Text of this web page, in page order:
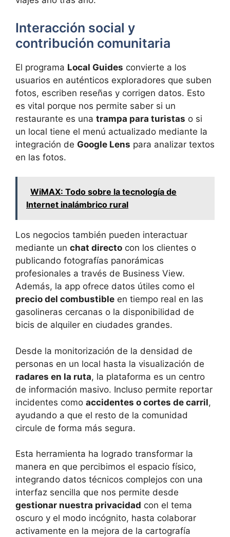
Interacción social y
contribución comunitaria
El programa Local Guides convierte a los
usuarios en auténticos exploradores que suben
fotos, escriben reseñas y corrigen datos. Esto
es vital porque nos permite saber si un
restaurante es una trampa para turistas o si
un local tiene el menú actualizado mediante la
integración de Google Lens para analizar textos
en las fotos.
WiMAX: Todo sobre la tecnología de
Internet inalámbrico rural
Los negocios también pueden interactuar
mediante un chat directo con los clientes o
publicando fotografías panorámicas
profesionales a través de Business View.
Además, la app ofrece datos útiles como el
precio del combustible en tiempo real en las
gasolineras cercanas o la disponibilidad de
bicis de alquiler en ciudades grandes.
Desde la monitorización de la densidad de
personas en un local hasta la visualización de
radares en la ruta, la plataforma es un centro
de información masivo. Incluso permite reportar
incidentes como accidentes o cortes de carril,
ayudando a que el resto de la comunidad
circule de forma más segura.
Esta herramienta ha logrado transformar la
manera en que percibimos el espacio físico,
integrando datos técnicos complejos con una
interfaz sencilla que nos permite desde
gestionar nuestra privacidad con el tema
oscuro y el modo incógnito, hasta colaborar
activamente en la mejora de la cartografía